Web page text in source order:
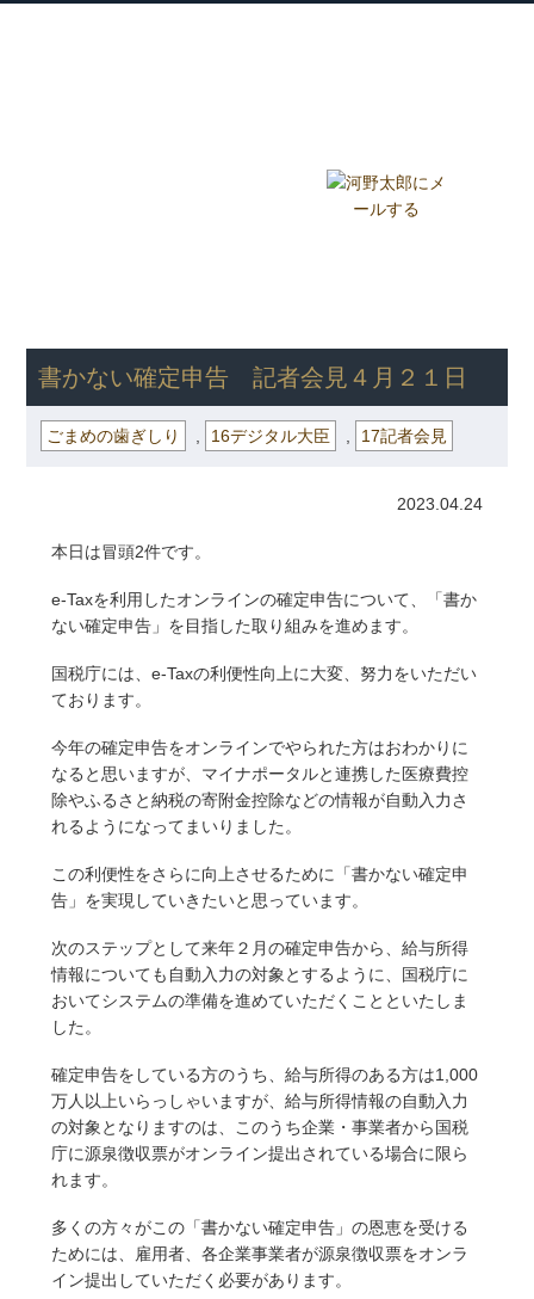
書かない確定申告 記者会見４月２１日
ごまめの歯ぎしり 16デジタル大臣 17記者会見
2023.04.24
本日は冒頭2件です。
e-Taxを利用したオンラインの確定申告について、「書か
ない確定申告」を目指した取り組みを進めます。
国税庁には、e-Taxの利便性向上に大変、努力をいただい
ております。
今年の確定申告をオンラインでやられた方はおわかりに
なると思いますが、マイナポータルと連携した医療費控
除やふるさと納税の寄附金控除などの情報が自動入力さ
れるようになってまいりました。
この利便性をさらに向上させるために「書かない確定申
告」を実現していきたいと思っています。
次のステップとして来年２月の確定申告から、給与所得
情報についても自動入力の対象とするように、国税庁に
おいてシステムの準備を進めていただくことといたしま
した。
確定申告をしている方のうち、給与所得のある方は1,000
万人以上いらっしゃいますが、給与所得情報の自動入力
の対象となりますのは、このうち企業・事業者から国税
庁に源泉徴収票がオンライン提出されている場合に限ら
れます。
多くの方々がこの「書かない確定申告」の恩恵を受ける
ためには、雇用者、各企業事業者が源泉徴収票をオンラ
イン提出していただく必要があります。